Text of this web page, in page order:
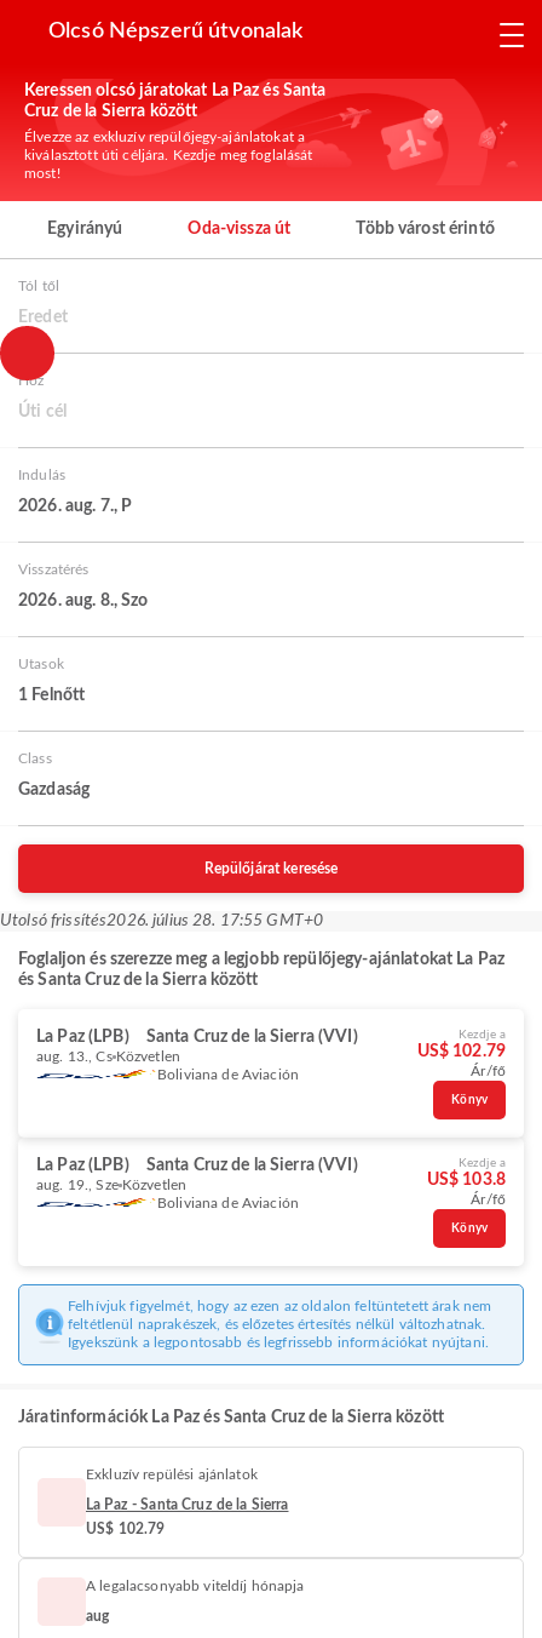
Olcsó Népszerű útvonalak
Keressen olcsó járatokat La Paz és Santa
Cruz de la Sierra között
Élvezze az exkluzív repülőjegy-ajánlatokat a
kiválasztott úti céljára. Kezdje meg foglalását
most!
Egyirányú Oda-vissza út Több várost érintő
Tól től
Eredet
Hoz
Úti cél
Indulás
2026. aug. 7., P
Visszatérés
2026. aug. 8., Szo
Utasok
1 Felnőtt
Class
Gazdaság
Repülőjárat keresése
Utolsó frissítés2026. július 28. 17:55 GMT+0
Foglaljon és szerezze meg a legjobb repülőjegy-ajánlatokat La Paz
és Santa Cruz de la Sierra között
La Paz (LPB) Santa Cruz de la Sierra (VVI)
aug. 13., Cs Közvetlen
Boliviana de Aviación
Kezdje a
US$ 102.79
Ár/fő
Könyv
La Paz (LPB) Santa Cruz de la Sierra (VVI)
aug. 19., Sze Közvetlen
Boliviana de Aviación
Kezdje a
US$ 103.8
Ár/fő
Könyv
Felhívjuk figyelmét, hogy az ezen az oldalon feltüntetett árak nem
feltétlenül naprakészek, és előzetes értesítés nélkül változhatnak.
Igyekszünk a legpontosabb és legfrissebb információkat nyújtani.
Járatinformációk La Paz és Santa Cruz de la Sierra között
Exkluzív repülési ajánlatok
La Paz - Santa Cruz de la Sierra
US$ 102.79
A legalacsonyabb viteldíj hónapja
aug